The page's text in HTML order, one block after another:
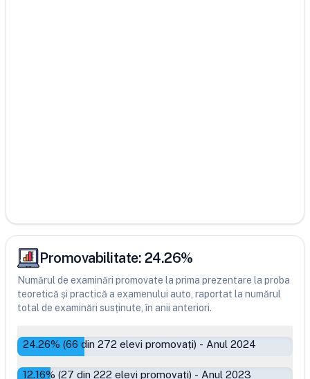
Promovabilitate: 24.26%
Numărul de examinări promovate la prima prezentare la proba
teoretică și practică a examenului auto, raportat la numărul
total de examinări susținute, în anii anteriori.
24.26% (66 din 272 elevi promovați) - Anul 2024
12.16% (27 din 222 elevi promovați) - Anul 2023